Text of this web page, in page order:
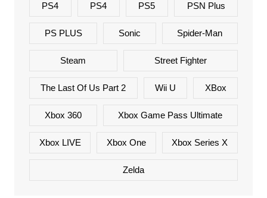
PS4 PS4 PS5 PSN Plus
PS PLUS Sonic Spider-Man
Steam Street Fighter
The Last Of Us Part 2 Wii U XBox
Xbox 360 Xbox Game Pass Ultimate
Xbox LIVE Xbox One Xbox Series X
Zelda